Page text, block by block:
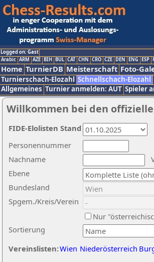
Logged on: Gast
Arabic ARM AZE BIH BUL CAT CHN CRO CZE DEN ENG ESP
Home TurnierDB Meisterschaft Foto-
Turnierschach-Elozahl Schnellschach-Elozahl
Allgemeines Turnier anmelden: AUT Spieler
Willkommen bei den
Nachname
Ebene
Sortierung
Personennummer
Bundesland
Spgem./Kreis/Verein
Nur
Vereinslisten:Wien Niederösterreich
FIDE-Elolisten Stand